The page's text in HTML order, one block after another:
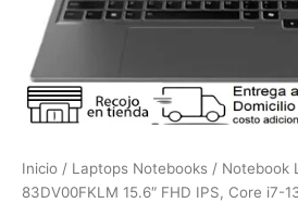
Inicio / Laptops Notebooks / Notebook
83DV00FKLM 15.6″ FHD IPS, Core i7-